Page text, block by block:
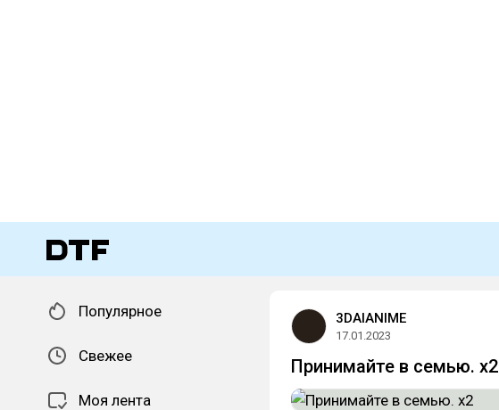
Популярное
Свежее
Моя лента
3DAIANIME
17.01.2023
Принимайте в семью. x2